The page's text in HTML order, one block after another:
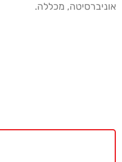
אוניברסיטה, מכללה.